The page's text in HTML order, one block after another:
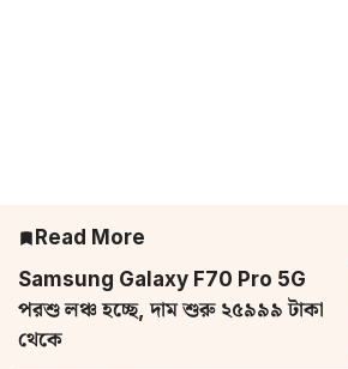
Read More
Samsung Galaxy F70 Pro 5G
পরশু লঞ্চ হচ্ছে, দাম শুরু ২৫৯৯৯ টাকা
থেকে